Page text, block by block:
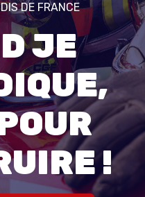
DE FRANCE
JE
!